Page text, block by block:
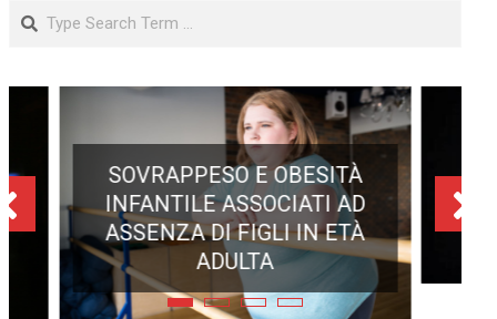
Search
ECLISSE TOTALE DEL 12
AGOSTO 2026: DOVE SI
POTRÀ VEDERE